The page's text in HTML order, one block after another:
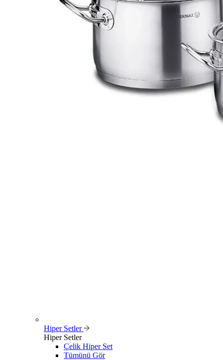
Hiper Setler
Hiper Setler
Çelik Hiper Set
Tümünü Gör